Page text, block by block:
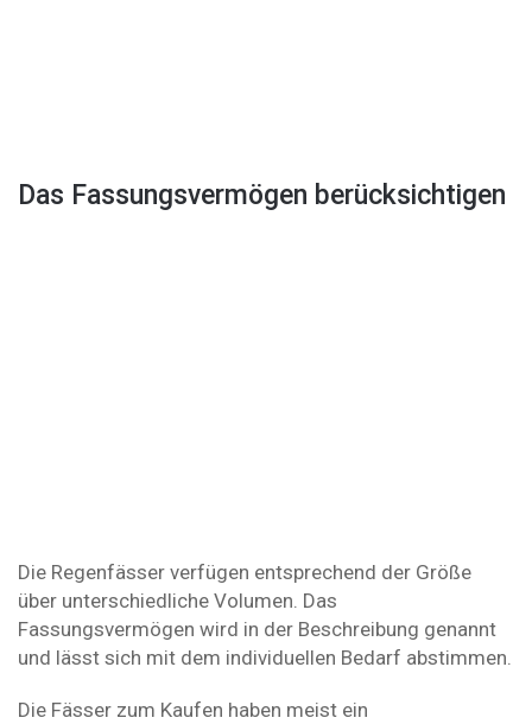
Das Fassungsvermögen berücksichtigen
Die Regenfässer verfügen entsprechend der Größe
über unterschiedliche Volumen. Das
Fassungsvermögen wird in der Beschreibung genannt
und lässt sich mit dem individuellen Bedarf abstimmen.
Die Fässer zum Kaufen haben meist ein